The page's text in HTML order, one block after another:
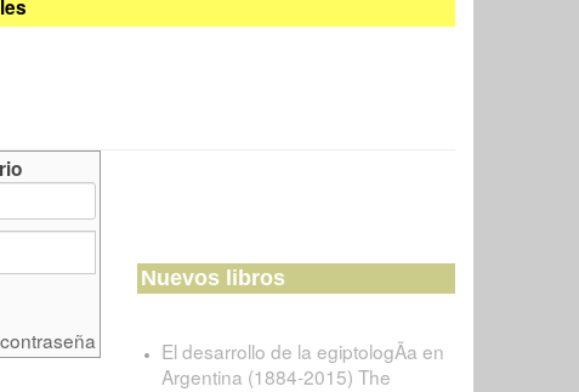
Nuevos libros
El desarrollo de la egiptologÃ­a en
Argentina (1884-2015) The